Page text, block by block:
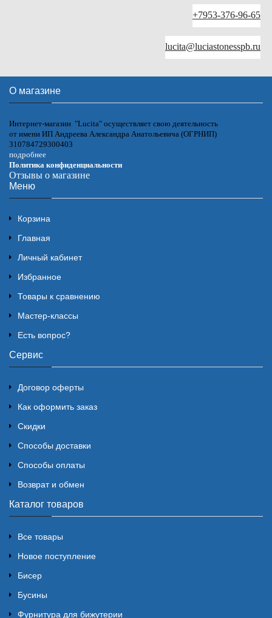
+7953-376-96-65
lucita@luciastonesspb.ru
О магазине
Интернет-магазин "Lucita" осуществляет свою деятельность
от имени ИП Андреева Александра Анатольевича (ОГРНИП)
310784729300403
подробнее
Политика конфиденциальности
Отзывы о магазине
Меню
Корзина
Главная
Личный кабинет
Избранное
Товары к сравнению
Мастер-классы
Есть вопрос?
Сервис
Договор оферты
Как оформить заказ
Скидки
Способы доставки
Способы оплаты
Возврат и обмен
Каталог товаров
Все товары
Новое поступление
Бисер
Бусины
Фурнитура для бижутерии